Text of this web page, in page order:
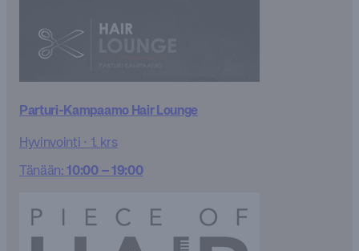
Parturi-Kampaamo Hair Lounge
Hyvinvointi · 1. krs
Tänään: 10:00 – 19:00